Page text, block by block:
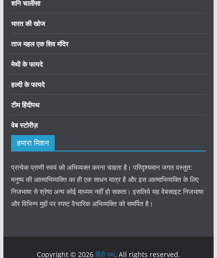
शनि चालीसा
भारत की खोज
ताज महल एक शिव मंदिर
मेथी के फायदे
हल्दी के फायदे
टीम हिंदीपथ
वेब स्टोरीज़
हमारा मिशन
प्रत्येक प्राणी स्वयं को अभिव्यक्त करना चाहता है। परिदृश्यमान जगत वस्तुत:
मनुष्य की आत्माभिव्यक्ति का ही एक साधन मात्र है और इस आत्माभिव्यक्ति के लिए
निजभाषा से श्रेष्ठ अन्य कोई माध्यम नहीं हो सकता। इसलिये यह वेबसाइट निजभाषा
और विभिन्न मुद्दों पर स्पष्ट वैचारिक अभिव्यक्ति को समर्पित है।
Copyright © 2026 हिंदी पथ. All rights reserved.